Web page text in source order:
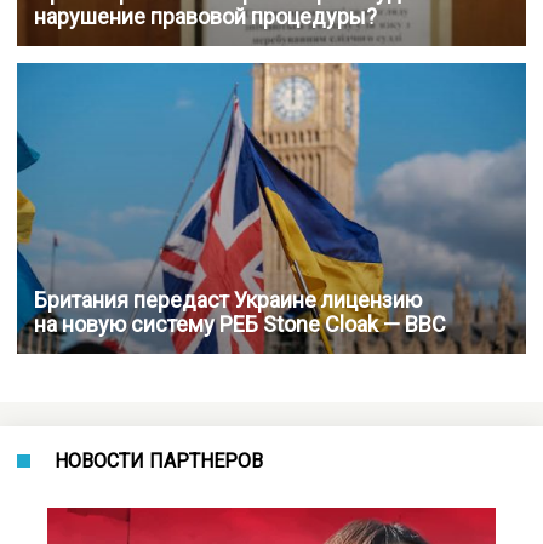
нарушение правовой процедуры?
Британия передаст Украине лицензию
на новую систему РЕБ Stone Cloak — BBC
НОВОСТИ ПАРТНЕРОВ